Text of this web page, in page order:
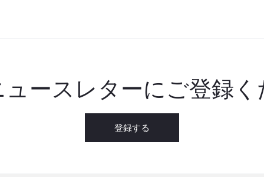
ュースレターにご登録く
登録する